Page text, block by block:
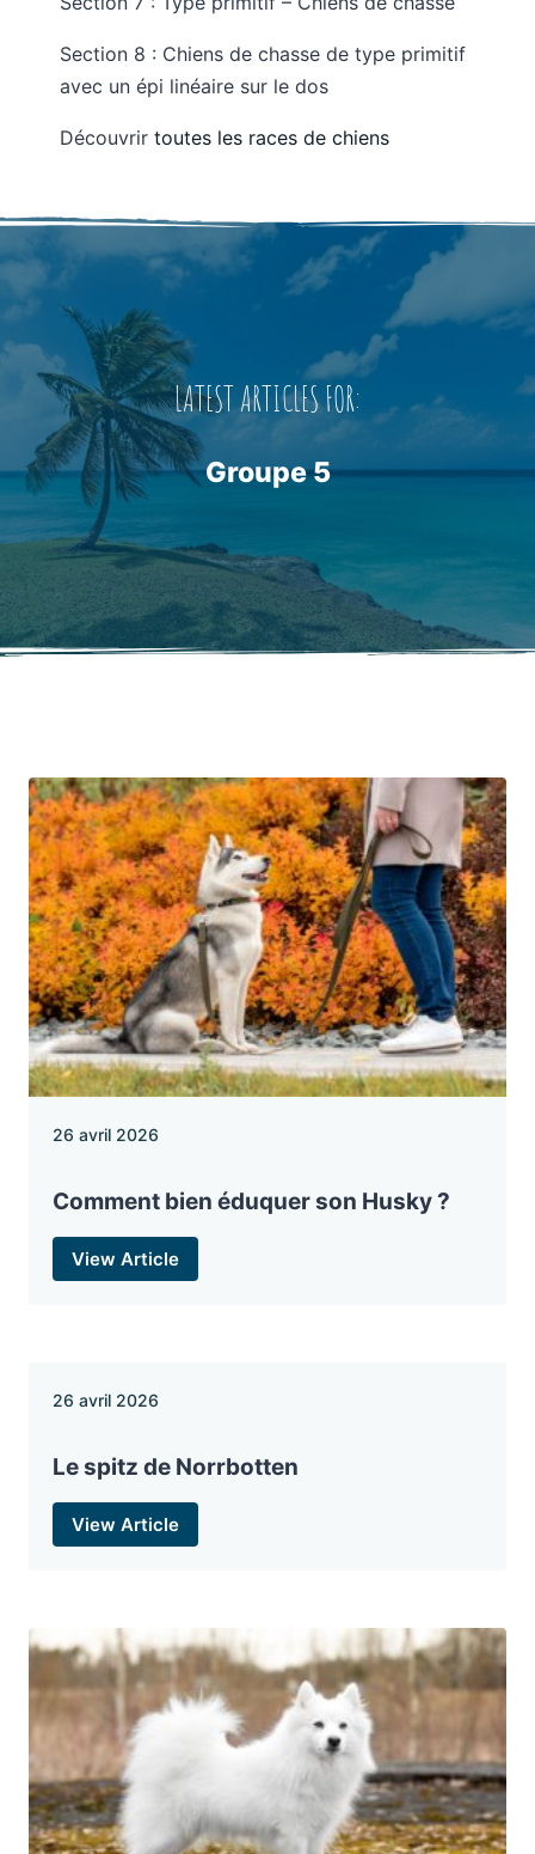
Section 8 : Chiens de chasse de type primitif
avec un épi linéaire sur le dos
Découvrir toutes les races de chiens
LATEST ARTICLES FOR:
Groupe 5
26 avril 2026
Comment bien éduquer son Husky ?
View Article
26 avril 2026
Le spitz de Norrbotten
View Article